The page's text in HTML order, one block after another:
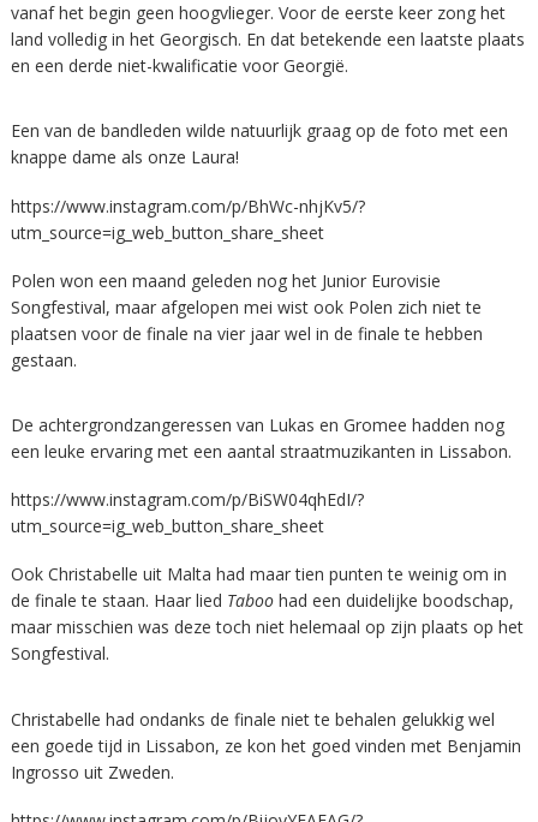
vanaf het begin geen hoogvlieger. Voor de eerste keer zong het
land volledig in het Georgisch. En dat betekende een laatste plaats
en een derde niet-kwalificatie voor Georgië.
Een van de bandleden wilde natuurlijk graag op de foto met een
knappe dame als onze Laura!
https://www.instagram.com/p/BhWc-nhjKv5/?
utm_source=ig_web_button_share_sheet
Polen won een maand geleden nog het Junior Eurovisie
Songfestival, maar afgelopen mei wist ook Polen zich niet te
plaatsen voor de finale na vier jaar wel in de finale te hebben
gestaan.
De achtergrondzangeressen van Lukas en Gromee hadden nog
een leuke ervaring met een aantal straatmuzikanten in Lissabon.
https://www.instagram.com/p/BiSW04qhEdI/?
utm_source=ig_web_button_share_sheet
Ook Christabelle uit Malta had maar tien punten te weinig om in
de finale te staan. Haar lied Taboohad een duidelijke boodschap,
maar misschien was deze toch niet helemaal op zijn plaats op het
Songfestival.
Christabelle had ondanks de finale niet te behalen gelukkig wel
een goede tijd in Lissabon, ze kon het goed vinden met Benjamin
Ingrosso uit Zweden.